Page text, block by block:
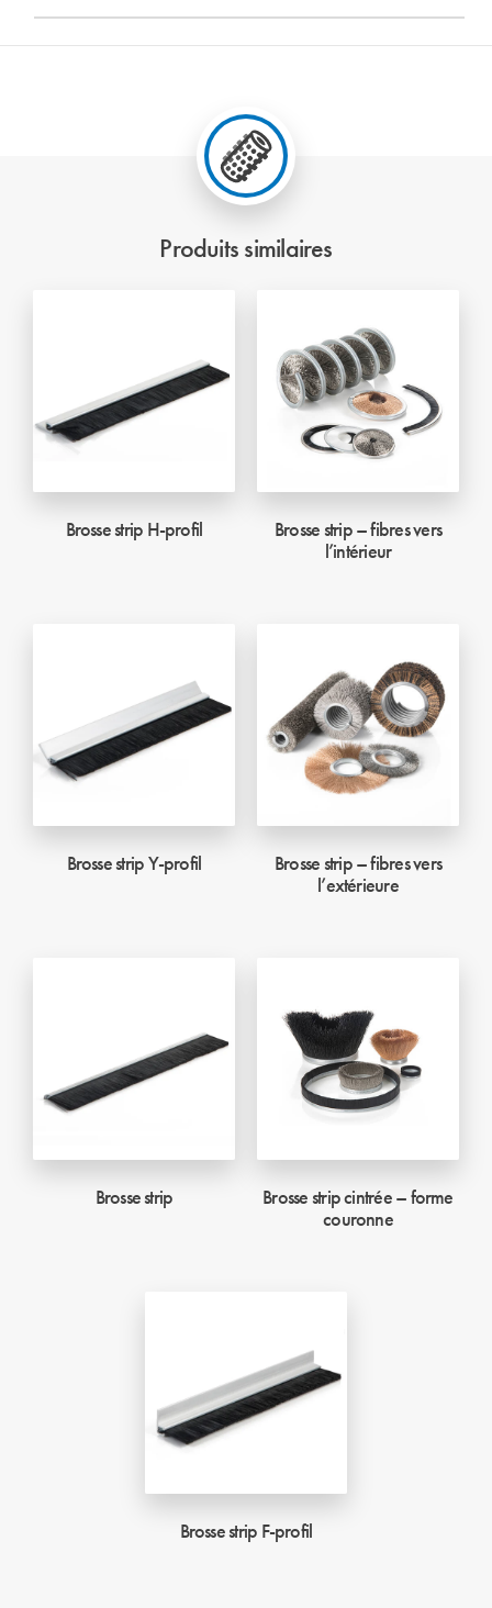
Produits similaires
Brosse strip H-profil
Brosse strip – fibres vers
l’intérieur
Brosse strip Y-profil
Brosse strip – fibres vers
l’extérieure
Brosse strip
Brosse strip cintrée – forme
couronne
Brosse strip F-profil